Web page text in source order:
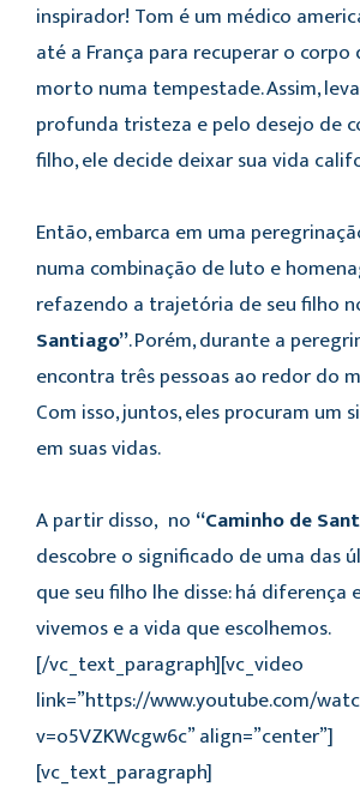
inspirador! Tom é um médico
até a França para recuperar o corpo
morto numa tempestade. Assim,
profunda tristeza e pelo desejo de
filho, ele decide deixar sua vida
Então, embarca em uma
numa combinação de luto e
refazendo a trajetória de seu filho
Santiago”. Porém, durante a
encontra três pessoas ao redor do
Com isso, juntos, eles procuram um
em suas vidas.
A partir disso, no “Caminho de
descobre o significado de uma das
que seu filho lhe disse: há diferença
vivemos e a vida que escolhemos.
[/vc_text_paragraph][vc_video
link=”https://www.youtube.com/
v=o5VZKWcgw6c” align=”center”]
[vc_text_paragraph]